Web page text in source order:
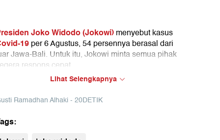
Joko Widodo (Jokowi)menyebut kasus
19per 6 Agustus, 54 persennya berasal dari
Jawa-Bali. Untuk itu, Jokowi minta semua pihak
respons cepat.
Lihat Selengkapnya
Ramadhan Alhaki - 20DETIK